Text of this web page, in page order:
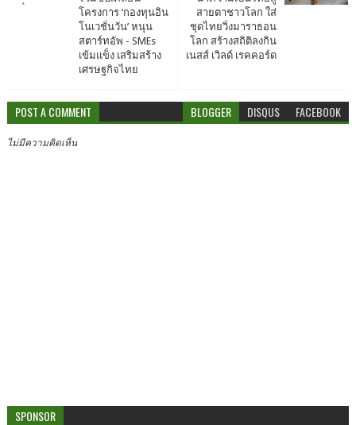
สายตาชาวโลก ใส่
ชุดไทยวิ่งมาราธอน
โลก สร้างสถิติลงกิน
เนสส์ เวิลด์ เรคคอร์ด
โครงการ ‘กองทุนอิน
โนเวชั่นวัน’ หนุน
สตาร์ทอัพ - SMEs
เข้มแข็ง เสริมสร้าง
เศรษฐกิจไทย
POST A COMMENT BLOGGER DISQUS FACEBOOK
ไม่มีความคิดเห็น
SPONSOR